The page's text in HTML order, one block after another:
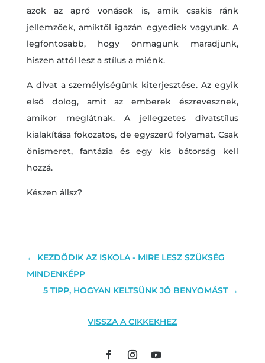
azok az apró vonások is, amik csakis ránk
jellemzőek, amiktől igazán egyediek vagyunk. A
legfontosabb, hogy önmagunk maradjunk,
hiszen attól lesz a stílus a miénk.
A divat a személyiségünk kiterjesztése. Az egyik
első dolog, amit az emberek észrevesznek,
amikor meglátnak. A jellegzetes divatstílus
kialakítása fokozatos, de egyszerű folyamat. Csak
önismeret, fantázia és egy kis bátorság kell
hozzá.
Készen állsz?
← KEZDŐDIK AZ ISKOLA - MIRE LESZ SZÜKSÉG
MINDENKÉPP
5 TIPP, HOGYAN KELTSÜNK JÓ BENYOMÁST→
VISSZA A CIKKEKHEZ